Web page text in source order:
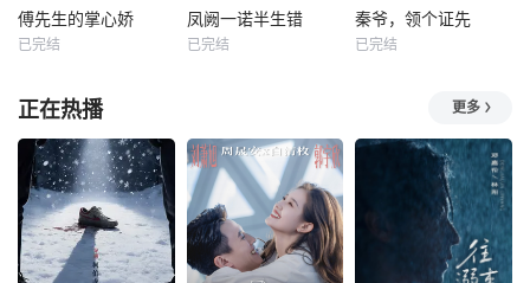
傅先生的掌心娇
已完结
凤阙一诺半生错
已完结
秦爷，领个证先
已完结
正在热播 更多